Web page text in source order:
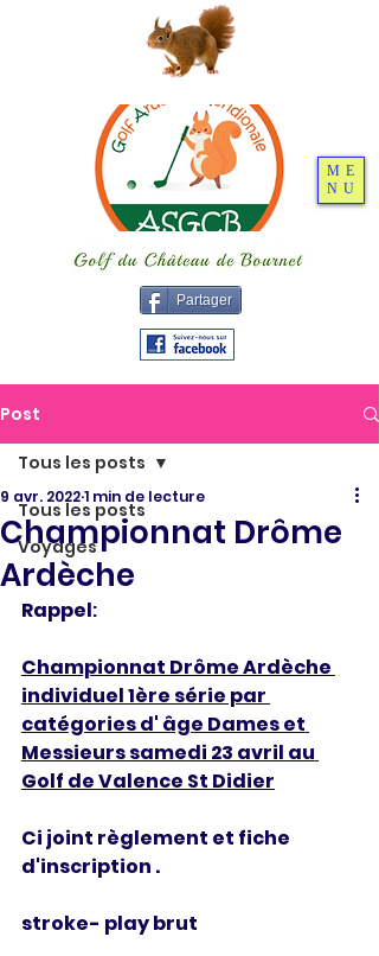
Partager
ME
NU
Post
Tous les posts
Voyages
Tous les posts
Championnat Drôme
Ardèche
9 avr. 20221 min de lecture
Rappel:
Championnat Drôme Ardèche
individuel 1ère série par
catégories d' âge Dames et
Messieurs samedi 23 avril au
Golf de Valence St Didier
Ci joint règlement et fiche
d'inscription .
stroke- play brut